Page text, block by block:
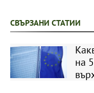
СВЪРЗАНИ СТАТИИ
на